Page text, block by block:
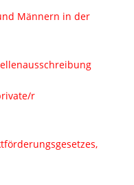
Männern in der
r